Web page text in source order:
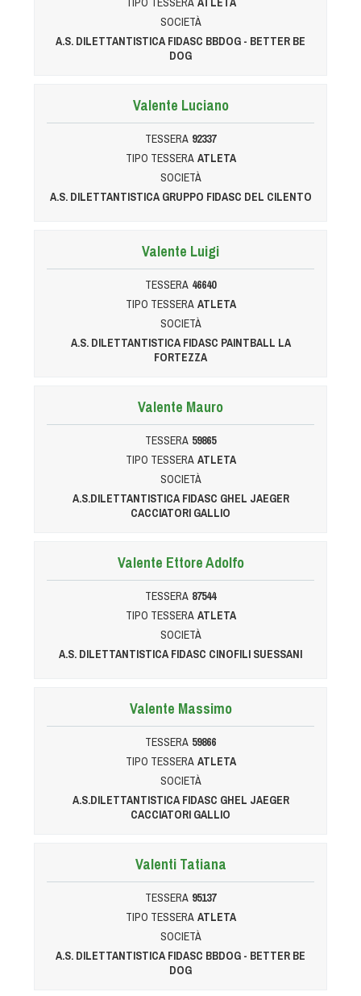
SOCIETÀ
A.S. DILETTANTISTICA FIDASC BBDOG - BETTER BE
DOG
Valente Luciano
TESSERA 92337
TIPO TESSERA ATLETA
SOCIETÀ
A.S. DILETTANTISTICA GRUPPO FIDASC DEL CILENTO
Valente Luigi
TESSERA 46640
TIPO TESSERA ATLETA
SOCIETÀ
A.S. DILETTANTISTICA FIDASC PAINTBALL LA
FORTEZZA
Valente Mauro
TESSERA 59865
TIPO TESSERA ATLETA
SOCIETÀ
A.S.DILETTANTISTICA FIDASC GHEL JAEGER
CACCIATORI GALLIO
Valente Ettore Adolfo
TESSERA 87544
TIPO TESSERA ATLETA
SOCIETÀ
A.S. DILETTANTISTICA FIDASC CINOFILI SUESSANI
Valente Massimo
TESSERA 59866
TIPO TESSERA ATLETA
SOCIETÀ
A.S.DILETTANTISTICA FIDASC GHEL JAEGER
CACCIATORI GALLIO
Valenti Tatiana
TESSERA 95137
TIPO TESSERA ATLETA
SOCIETÀ
A.S. DILETTANTISTICA FIDASC BBDOG - BETTER BE
DOG